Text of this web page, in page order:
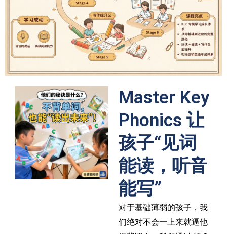
Master Key
Phonics 让
孩子“见词
能读，听音
能写”
对于基础薄弱的孩子，我
们绝对不会一上来就逼他